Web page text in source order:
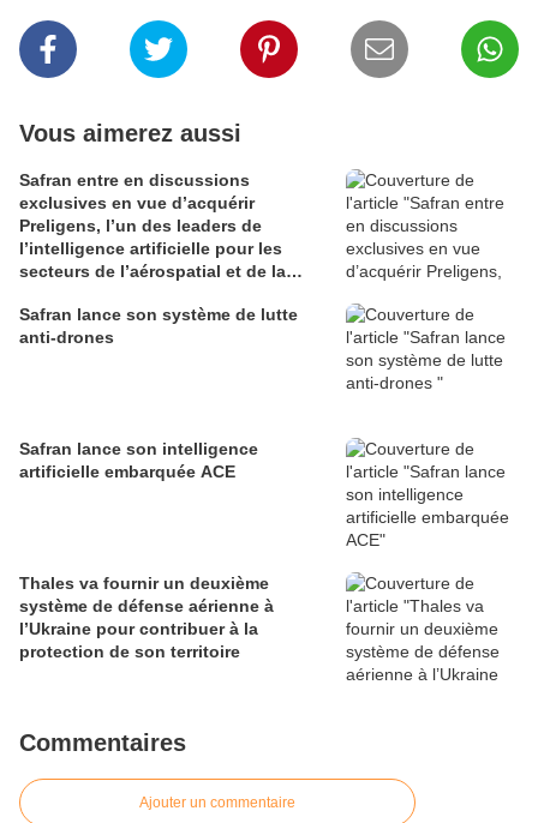
Vous aimerez aussi
Safran entre en discussions
exclusives en vue d’acquérir
Preligens, l’un des leaders de
l’intelligence artificielle pour les
secteurs de l’aérospatial et de la
Safran lance son système de lutte
anti-drones
Safran lance son intelligence
artificielle embarquée ACE
Thales va fournir un deuxième
système de défense aérienne à
l’Ukraine pour contribuer à la
protection de son territoire
Commentaires
Ajouter un commentaire